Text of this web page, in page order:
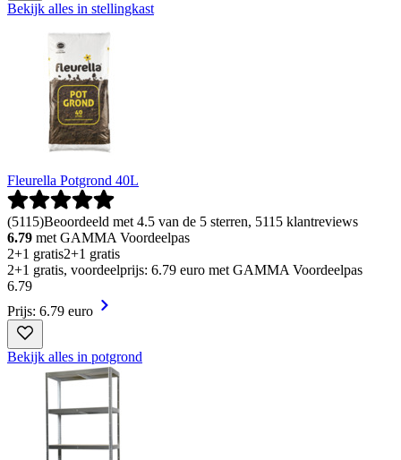
Bekijk alles in stellingkast
Fleurella Potgrond 40L
(5115)Beoordeeld met 4.5 van de 5 sterren, 5115 klantreviews
6.79 met GAMMA Voordeelpas
2+1 gratis2+1 gratis
2+1 gratis, voordeelprijs: 6.79 euro met GAMMA Voordeelpas
6.79
Prijs: 6.79 euro
Bekijk alles in potgrond